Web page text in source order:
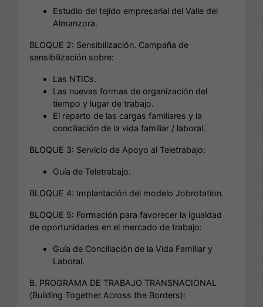
Estudio del tejido empresarial del Valle del
Almanzora.
BLOQUE 2: Sensibilización. Campaña de
sensibilización sobre:
Las NTICs.
Las nuevas formas de organización del
tiempo y lugar de trabajo.
El reparto de las cargas familiares y la
conciliación de la vida familiar / laboral.
BLOQUE 3: Servicio de Apoyo al Teletrabajo:
Guía de Teletrabajo.
BLOQUE 4: Implantación del modelo Jobrotation.
BLOQUE 5: Formación para favorecer la igualdad
de oportunidades en el mercado de trabajo:
Guía de Conciliación de la Vida Familiar y
Laboral.
B. PROGRAMA DE TRABAJO TRANSNACIONAL
(Building Together Across the Borders):